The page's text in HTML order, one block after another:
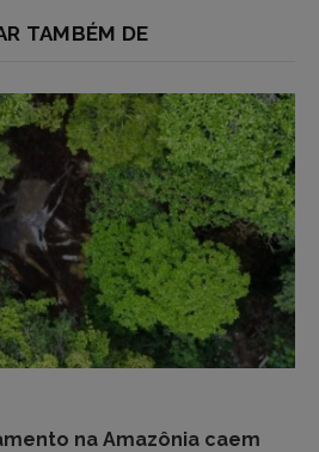
TAMBÉM DE
na Amazônia caem